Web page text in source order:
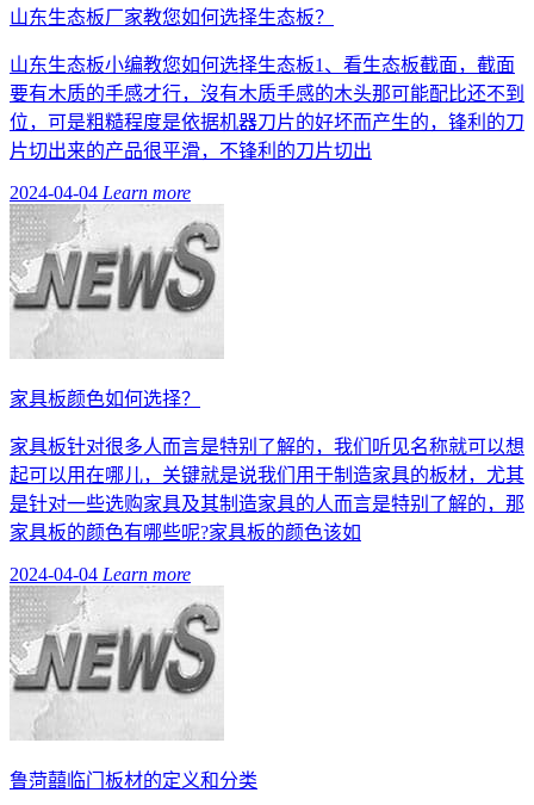
山东生态板厂家教您如何选择生态板？
山东生态板小编教您如何选择生态板1、看生态板截面，截面
要有木质的手感才行，沒有木质手感的木头那可能配比还不到
位，可是粗糙程度是依据机器刀片的好坏而产生的，锋利的刀
片切出来的产品很平滑，不锋利的刀片切出
2024-04-04 Learn more
家具板颜色如何选择？
家具板针对很多人而言是特别了解的，我们听见名称就可以想
起可以用在哪儿，关键就是说我们用于制造家具的板材，尤其
是针对一些选购家具及其制造家具的人而言是特别了解的，那
家具板的颜色有哪些呢?家具板的颜色该如
2024-04-04 Learn more
鲁菏囍临门板材的定义和分类